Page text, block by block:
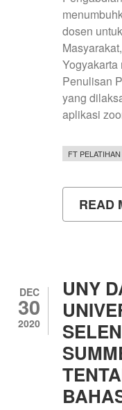
dosen
Penulisan
yang
aplikasi
FT PELATIHAN
READ
DEC
30
2020
UNY